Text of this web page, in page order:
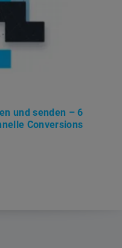
und senden – 6
Conversions